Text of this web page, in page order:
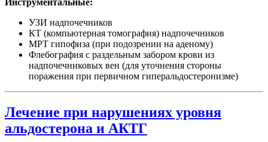
Инструментальные:
УЗИ надпочечников
КТ (компьютерная томография) надпочечников
МРТ гипофиза (при подозрении на аденому)
Флебография с раздельным забором крови из
надпочечниковых вен (для уточнения стороны
поражения при первичном гиперальдостеронизме)
Лечение при нарушениях уровня
альдостерона и АКТГ